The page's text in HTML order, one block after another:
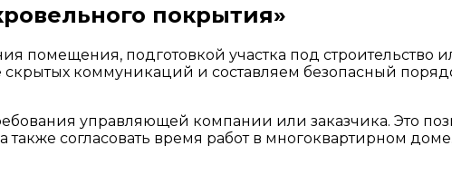
покрытия»
помещения, подготовкой участка под строительство
коммуникаций и составляем безопасный
управляющей компании или заказчика. Это
также согласовать время работ в многоквартирном доме.